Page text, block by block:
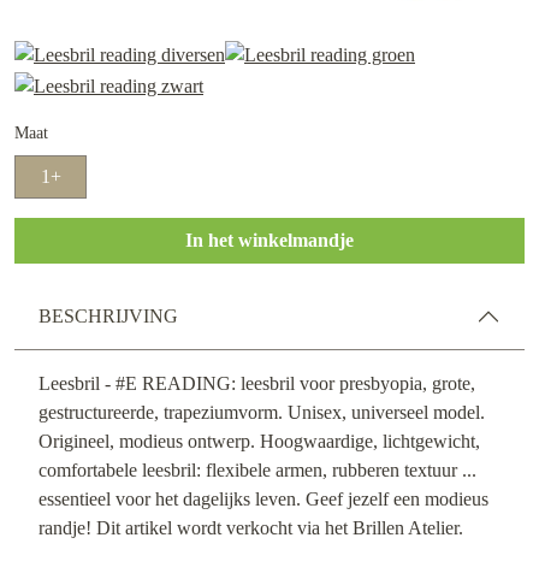
Maat
1+
In het winkelmandje
BESCHRIJVING
Leesbril - #E READING: leesbril voor presbyopia, grote,
gestructureerde, trapeziumvorm. Unisex, universeel model.
Origineel, modieus ontwerp. Hoogwaardige, lichtgewicht,
comfortabele leesbril: flexibele armen, rubberen textuur ...
essentieel voor het dagelijks leven. Geef jezelf een modieus
randje! Dit artikel wordt verkocht via het Brillen Atelier.